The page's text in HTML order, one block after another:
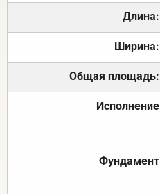
Длина:
Ширина:
Общая площадь:
Исполнение
Фундамент